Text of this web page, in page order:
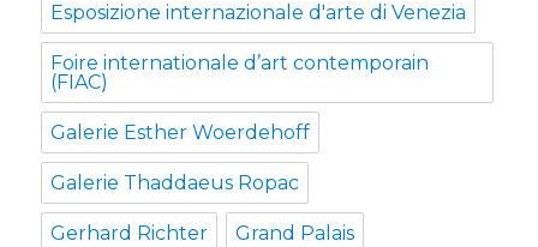
Esposizione internazionale d'arte di Venezia
Foire internationale d’art contemporain
(FIAC)
Galerie Esther Woerdehoff
Galerie Thaddaeus Ropac
Gerhard Richter Grand Palais